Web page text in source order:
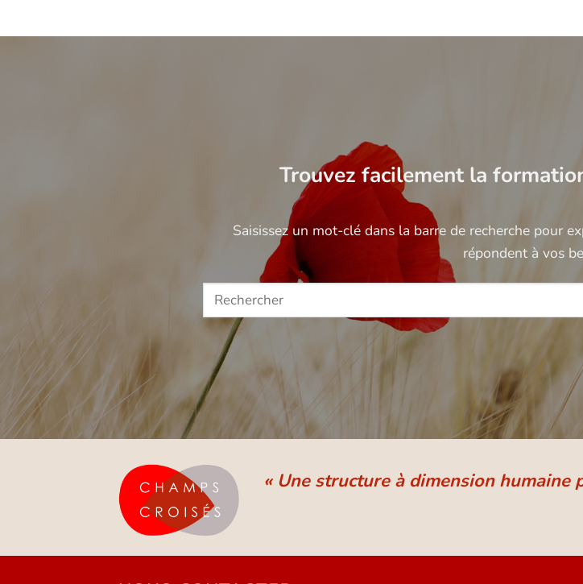
Trouvez facilement la
Saisissez un mot-clé dans la barre de recherche pour
« Une structure à dimension humaine